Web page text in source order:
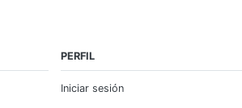
PERFIL
Iniciar sesión